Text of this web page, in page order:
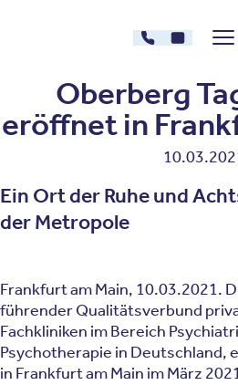
030 - 26478607
Kontakt
Oberberg
eröffnet in
Ein Ort der Ruhe und
der Metropole
Frankfurt am Main, 10.03.2021.
führender Qualitätsverbund
Fachkliniken im Bereich
Psychotherapie in Deutschland,
in Frankfurt am Main im März